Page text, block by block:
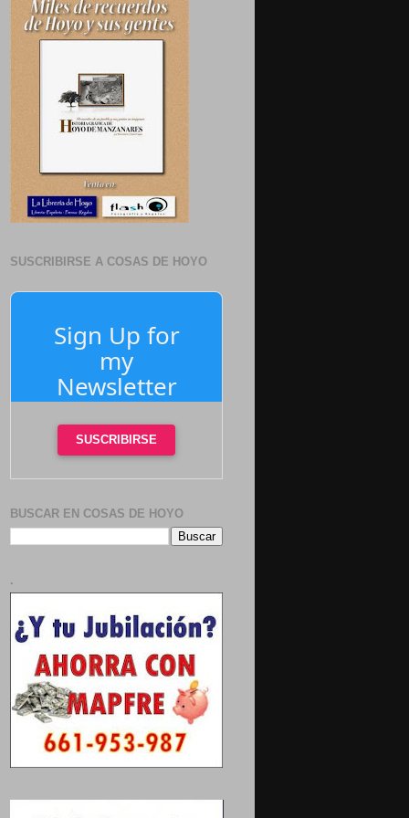
SUSCRIBIRSE A COSAS DE HOYO
Sign Up for
my
Newsletter
SUSCRIBIRSE
BUSCAR EN COSAS DE HOYO
.